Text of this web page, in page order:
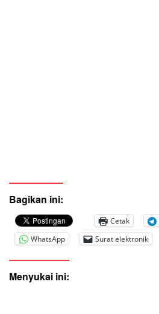
Bagikan ini:
Cetak
WhatsApp
Surat elektronik
Menyukai ini: